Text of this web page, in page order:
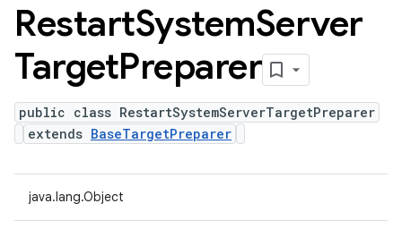
RestartSystemServer
TargetPreparer
public class RestartSystemServerTargetPreparer
extends BaseTargetPreparer
java.lang.Object